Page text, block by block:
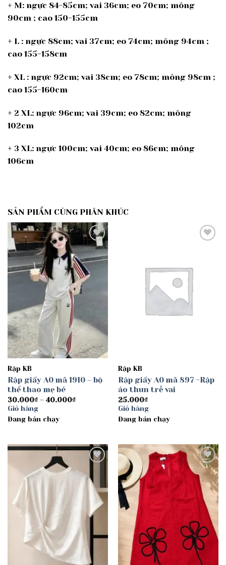
+ M: ngực 84-85cm; vai 36cm; eo 70cm; mông
90cm ; cao 150-155cm
+ L : ngực 88cm; vai 37cm; eo 74cm; mông 94cm ;
cao 155-158cm
+ XL : ngực 92cm; vai 38cm; eo 78cm; mông 98cm ;
cao 155-160cm
+ 2 XL: ngực 96cm; vai 39cm; eo 82cm; mông
102cm
+ 3 XL: ngực 100cm; vai 40cm; eo 86cm; mông
106cm
SẢN PHẨM CÙNG PHÂN KHÚC
Add to
wishlist
Rập KB
Rập giấy A0 mã 1910 – bộ
thể thao mẹ bé
30.000₫ – 40.000₫Khoảng
Giỏ hàng
Đang bán chạy
Rập KB
Rập giấy A0 mã 897 -Rập
áo thun trễ vai
25.000₫
Giỏ hàng
Đang bán chạy
wishlist
Add to
wishlist